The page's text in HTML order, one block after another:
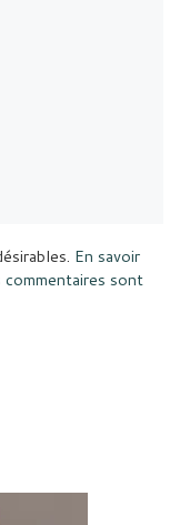
En savoir
sont